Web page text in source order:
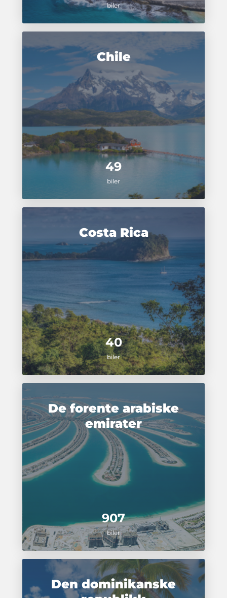
biler
49
biler
Chile
40
biler
Costa Rica
907
biler
De forente arabiske
emirater
Den dominikanske